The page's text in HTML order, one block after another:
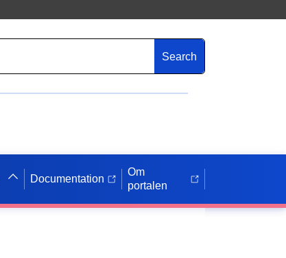
Search
Documentation
Om
portalen